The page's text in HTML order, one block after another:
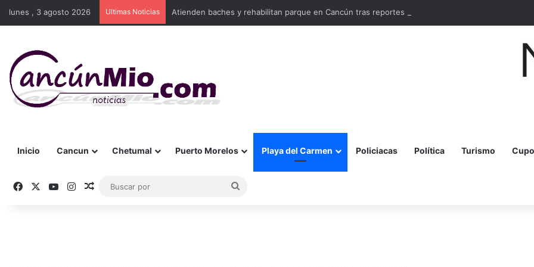
lunes , 3 agosto 2026 Ultimas Noticias Atienden baches y rehabilitan parque en Cancún tras reportes ciudadanos
Inicio Cancun Chetumal Puerto Morelos Playa del Carmen Policiacas Política Turismo
FacebookYouTubeInstagram
Publicación al azar